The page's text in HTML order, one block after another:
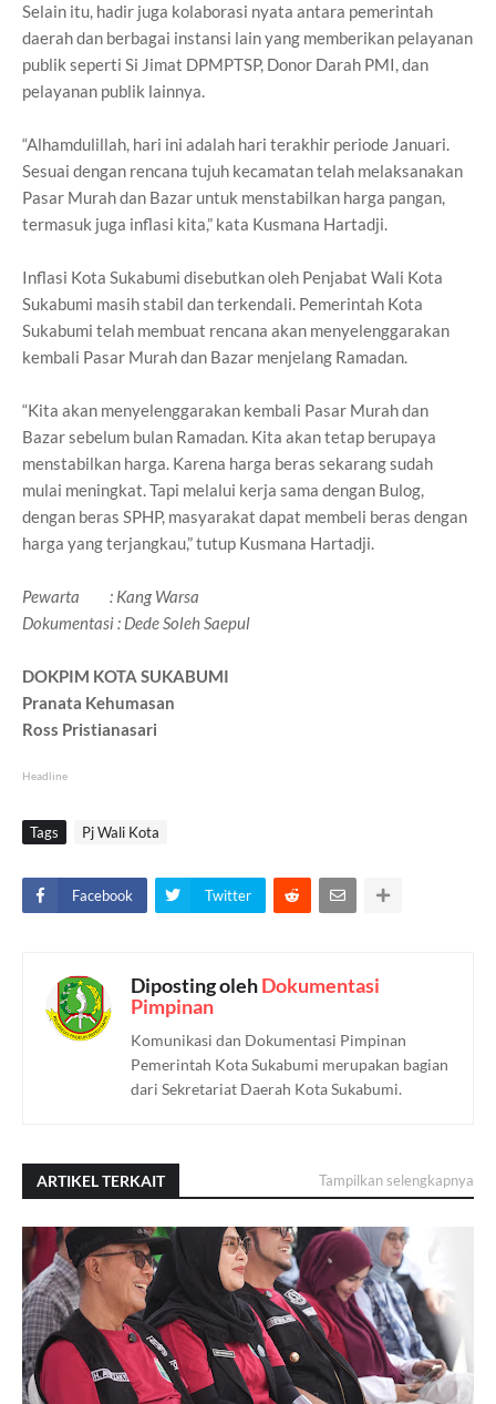
Selain itu, hadir juga kolaborasi nyata antara pemerintah
daerah dan berbagai instansi lain yang memberikan pelayanan
publik seperti Si Jimat DPMPTSP, Donor Darah PMI, dan
pelayanan publik lainnya.
“Alhamdulillah, hari ini adalah hari terakhir periode Januari.
Sesuai dengan rencana tujuh kecamatan telah melaksanakan
Pasar Murah dan Bazar untuk menstabilkan harga pangan,
termasuk juga inflasi kita,” kata Kusmana Hartadji.
Inflasi Kota Sukabumi disebutkan oleh Penjabat Wali Kota
Sukabumi masih stabil dan terkendali. Pemerintah Kota
Sukabumi telah membuat rencana akan menyelenggarakan
kembali Pasar Murah dan Bazar menjelang Ramadan.
“Kita akan menyelenggarakan kembali Pasar Murah dan
Bazar sebelum bulan Ramadan. Kita akan tetap berupaya
menstabilkan harga. Karena harga beras sekarang sudah
mulai meningkat. Tapi melalui kerja sama dengan Bulog,
dengan beras SPHP, masyarakat dapat membeli beras dengan
harga yang terjangkau,” tutup Kusmana Hartadji.
Pewarta : Kang Warsa
Dokumentasi : Dede Soleh Saepul
DOKPIM KOTA SUKABUMI
Pranata Kehumasan
Ross Pristianasari
Headline
Tags Pj Wali Kota
Facebook Twitter
Diposting olehDokumentasi
Pimpinan
Komunikasi dan Dokumentasi Pimpinan
Pemerintah Kota Sukabumi merupakan bagian
dari Sekretariat Daerah Kota Sukabumi.
ARTIKEL TERKAIT Tampilkan selengkapnya